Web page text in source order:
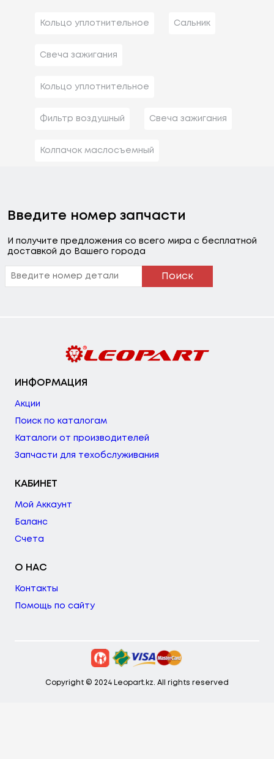
Кольцо уплотнительное Сальник
Свеча зажигания
Кольцо уплотнительное
Фильтр воздушный Свеча зажигания
Колпачок маслосъемный
Введите номер запчасти
И получите предложения со всего мира с бесплатной
доставкой до Вашего города
Поиск
ИНФОРМАЦИЯ
Акции
Поиск по каталогам
Каталоги от производителей
Запчасти для техобслуживания
КАБИНЕТ
Мой Аккаунт
Баланс
Счета
О НАС
Контакты
Помощь по сайту
Copyright © 2024 Leopart.kz. All rights reserved